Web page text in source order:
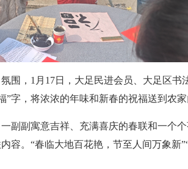
围，1月17日，大足民进会员、大足区
”字，将浓浓的年味和新春的祝福送到农
副副寓意吉祥、充满喜庆的春联和一个
容。“春临大地百花艳，节至人间万象